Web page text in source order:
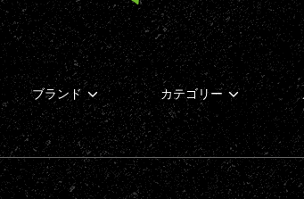
ブランド カテゴリー